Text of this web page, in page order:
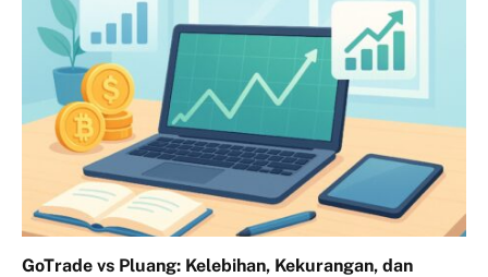
GoTrade vs Pluang: Kelebihan, Kekurangan, dan